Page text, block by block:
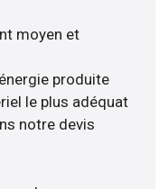
moyen et
produite
le plus adéquat
notre devis